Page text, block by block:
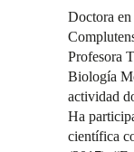
Doctora
Profesora
Biología
actividad
Ha
científica